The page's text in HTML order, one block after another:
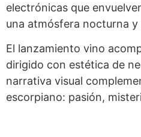
electrónicas que
una atmósfera nocturna
El lanzamiento vino
dirigido con estética de
narrativa visual
escorpiano: pasión,